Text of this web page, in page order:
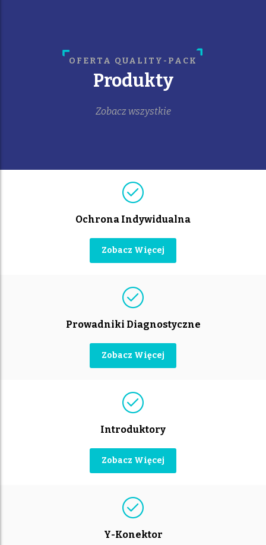
OFERTA QUALITY-PACK
Produkty
Zobacz wszystkie
Ochrona Indywidualna
Zobacz Więcej
Prowadniki Diagnostyczne
Zobacz Więcej
Introduktory
Zobacz Więcej
Y-Konektor